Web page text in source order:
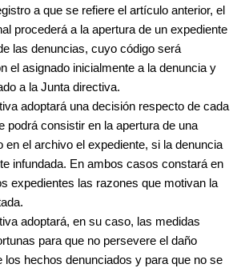
a que se refiere el artículo anterior, el
procederá a la apertura de un expediente
las denuncias, cuyo código será
el asignado inicialmente a la denuncia y
a la Junta directiva.
adoptará una decisión respecto de cada
podrá consistir en la apertura de una
en el archivo el expediente, si la denuncia
infundada. En ambos casos constará en
expedientes las razones que motivan la
adoptará, en su caso, las medidas
para que no persevere el daño
los hechos denunciados y para que no se